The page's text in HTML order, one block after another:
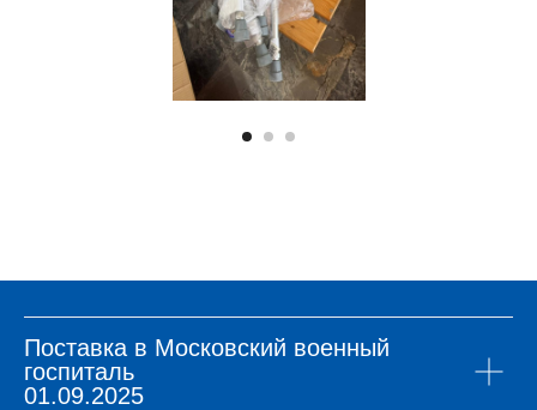
Поставка в Московский военный
госпиталь
01.09.2025